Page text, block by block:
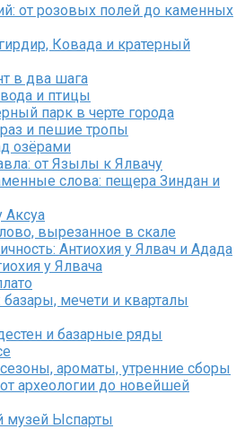
от розовых полей до каменных
Ковада и кратерный
в два шага
и птицы
парк в черте города
и пешие тропы
озёрами
от Язылы к Ялвачу
слова: пещера Зиндан и
Аксуа
вырезанное в скале
Антиохия у Ялвач и Адада
у Ялвача
базары, мечети и кварталы
и базарные ряды
ароматы, утренние сборы
археологии до новейшей
музей Ыспарты